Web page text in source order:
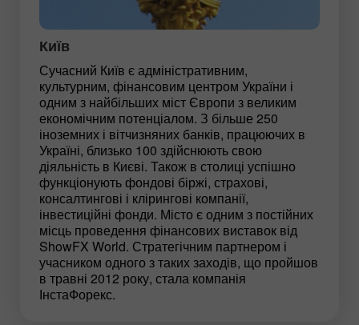
Київ
Сучасний Київ є адміністративним,
культурним, фінансовим центром України і
одним з найбільших міст Європи з великим
економічним потенціалом. З більше 250
іноземних і вітчизняних банків, працюючих в
Україні, близько 100 здійснюють свою
діяльність в Києві. Також в столиці успішно
функціонують фондові біржі, страхові,
консалтингові і клірингові компанії,
інвестиційні фонди. Місто є одним з постійних
місць проведення фінансових виставок від
ShowFX World. Стратегічним партнером і
учасником одного з таких заходів, що пройшов
в травні 2012 року, стала компанія
ІнстаФорекс.